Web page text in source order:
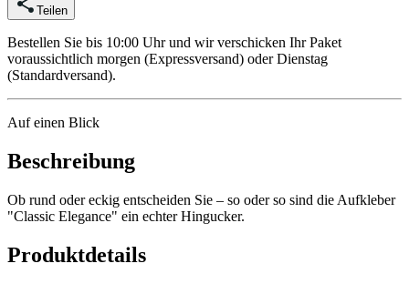
Teilen
Bestellen Sie bis 10:00 Uhr und wir verschicken Ihr Paket
voraussichtlich morgen (Expressversand) oder Dienstag
(Standardversand).
Auf einen Blick
Beschreibung
Ob rund oder eckig entscheiden Sie – so oder so sind die Aufkleber
"Classic Elegance" ein echter Hingucker.
Produktdetails